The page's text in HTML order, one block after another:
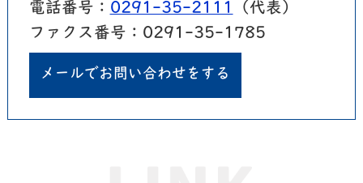
電話番号： 0291-35-2111
（代表）
ファクス番号：0291-35-1785
メールでお問い合わせをする